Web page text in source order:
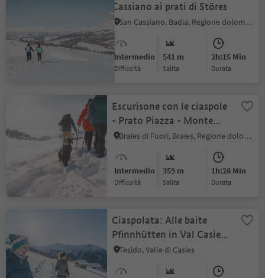
Cassiano ai prati di Störes
San Cassiano, Badia, Regione dolomitica Alta Badia
Intermedio
Difficoltà
541 m
Salita
2h:15 Min
durata
Escurisone con le ciaspole
- Prato Piazza - Monte
Specie
Braies di Fuori, Braies, Regione dolomitica 3 Cime
Intermedio
Difficoltà
359 m
Salita
1h:28 Min
durata
Ciaspolata: Alle baite
Pfinnhütten in Val Casies
(2152 m)
Tesido, Valle di Casies